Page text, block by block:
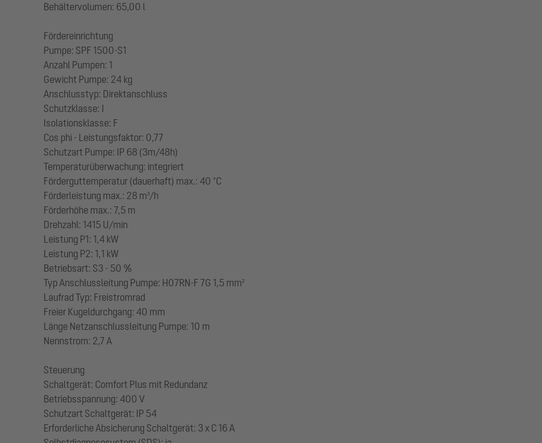
Behältervolumen: 65,00 l
Fördereinrichtung
Pumpe: SPF 1500-S1
Anzahl Pumpen: 1
Gewicht Pumpe: 24 kg
Anschlusstyp: Direktanschluss
Schutzklasse: I
Isolationsklasse: F
Cos phi - Leistungsfaktor: 0,77
Schutzart Pumpe: IP 68 (3m/48h)
Temperaturüberwachung: integriert
Förderguttemperatur (dauerhaft) max.: 40 °C
Förderleistung max.: 28 m³/h
Förderhöhe max.: 7,5 m
Drehzahl: 1415 U/min
Leistung P1: 1,4 kW
Leistung P2: 1,1 kW
Betriebsart: S3 - 50 %
Typ Anschlussleitung Pumpe: H07RN-F 7G 1,5 mm²
Laufrad Typ: Freistromrad
Freier Kugeldurchgang: 40 mm
Länge Netzanschlussleitung Pumpe: 10 m
Nennstrom: 2,7 A
Steuerung
Schaltgerät: Comfort Plus mit Redundanz
Betriebsspannung: 400 V
Schutzart Schaltgerät: IP 54
Erforderliche Absicherung Schaltgerät: 3 x C 16 A